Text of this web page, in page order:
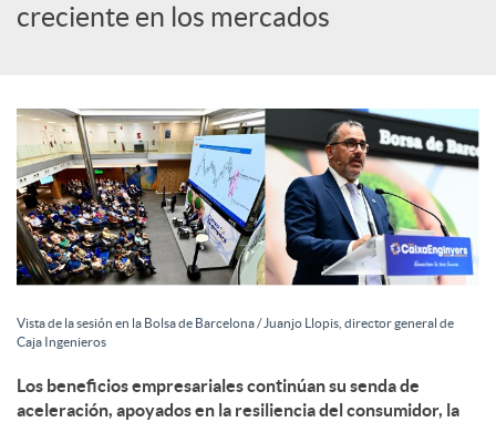
r
d
e
c
o
n
creciente en los mercados
Vista de la sesión en la Bolsa de Barcelona / Juanjo Llopis, director general de
Caja Ingenieros
Los beneficios empresariales continúan su senda de
aceleración, apoyados en la resiliencia del consumidor, la